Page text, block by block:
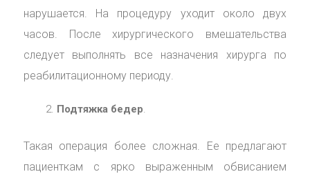
нарушается. На процедуру уходит около двух
часов. После хирургического вмешательства
следует выполнять все назначения хирурга по
реабилитационному периоду.
Подтяжка бедер.
Такая операция более сложная. Ее предлагают
пациенткам с ярко выраженным обвисанием